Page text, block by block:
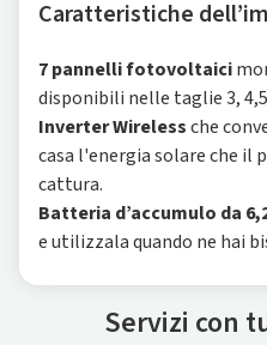
Caratteristiche
7 pannelli fotovoltaici
disponibili nelle taglie 3,
Inverter Wirelessche
casa l'energia solare che
cattura.
Batteria d’accumulo da
e utilizzala quando ne hai
Servizi con